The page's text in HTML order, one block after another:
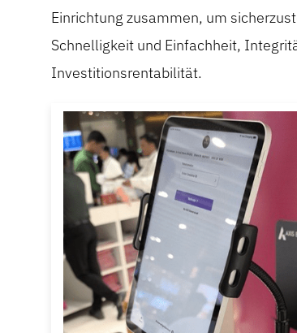
Einrichtung zusammen, um
Schnelligkeit und Einfachheit,
Investitionsrentabilität.